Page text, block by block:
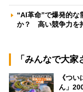
“AI革命”で爆発的な
か？ 高い競争力を
「みんなで大
《つ
ん」